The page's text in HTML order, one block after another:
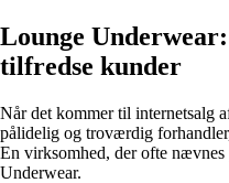
Lounge
tilfredse kunder
Når det kommer til internetsalg
pålidelig og troværdig
En virksomhed, der ofte
Underwear.